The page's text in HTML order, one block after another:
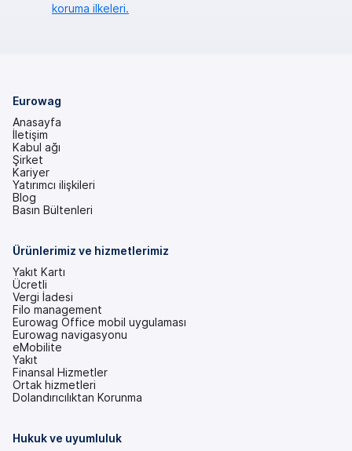
koruma ilkeleri.
Eurowag
Anasayfa
İletişim
Kabul ağı
Şirket
Kariyer
Yatırımcı ilişkileri
(yeni
bir
Blog
Basın Bültenleri
Ürünlerimiz ve hizmetlerimiz
Yakıt Kartı
Ücretli
Vergi İadesi
Filo management
Eurowag Office mobil uygulaması
Eurowag navigasyonu
eMobilite
Yakıt
Finansal Hizmetler
Ortak hizmetleri
Dolandırıcılıktan Korunma
Hukuk ve uyumluluk